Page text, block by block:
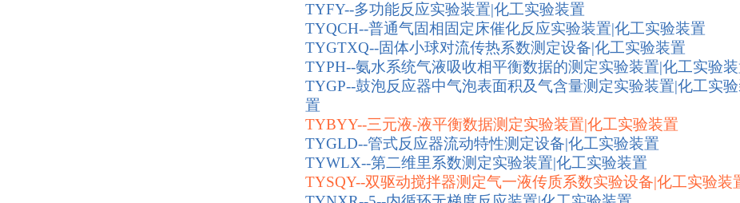
TYFY--多功能反应实验装置|化工实验装置
TYQCH--普通气固相固定床催化反应实验装置|化工实验装置
TYGTXQ--固体小球对流传热系数测定设备|化工实验装置
TYPH--氨水系统气液吸收相平衡数据的测定实验装置|化工实验
TYGP--鼓泡反应器中气泡表面积及气含量测定实验装置|化工实
置
TYBYY--三元液-液平衡数据测定实验装置|化工实验装置
TYGLD--管式反应器流动特性测定设备|化工实验装置
TYWLX--第二维里系数测定实验装置|化工实验装置
TYSQY--双驱动搅拌器测定气一液传质系数实验设备|化工实验装